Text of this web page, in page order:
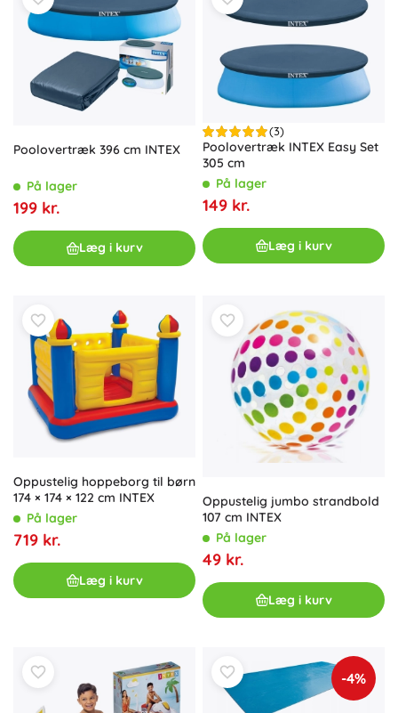
Poolovertræk 396 cm INTEX
På lager
199 kr.
Læg i kurv
(3)
Poolovertræk INTEX Easy Set
305 cm
På lager
149 kr.
Læg i kurv
Oppustelig hoppeborg til børn
174 × 174 × 122 cm INTEX
På lager
719 kr.
Læg i kurv
Oppustelig jumbo strandbold
107 cm INTEX
På lager
49 kr.
Læg i kurv
-4%